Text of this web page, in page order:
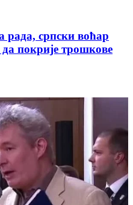
рада, српски воћар
покрије трошкове